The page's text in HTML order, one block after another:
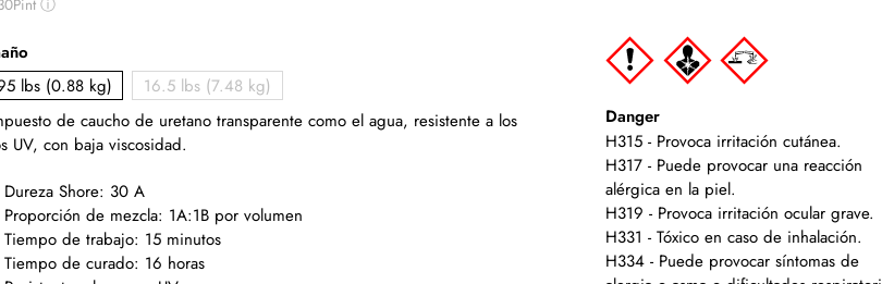
ⓘ
lbs (0.88 kg)
16.5 lbs (7.48 kg)
de caucho de uretano transparente como el agua, resistente a los
UV, con baja viscosidad.
Dureza Shore: 30 A
Proporción de mezcla: 1A:1B por volumen
Tiempo de trabajo: 15 minutos
Tiempo de curado: 16 horas
Danger
H315 - Provoca irritación cutánea.
H317 - Puede provocar una reacción
alérgica en la piel.
H319 - Provoca irritación ocular grave.
H331 - Tóxico en caso de inhalación.
H334 - Puede provocar síntomas de